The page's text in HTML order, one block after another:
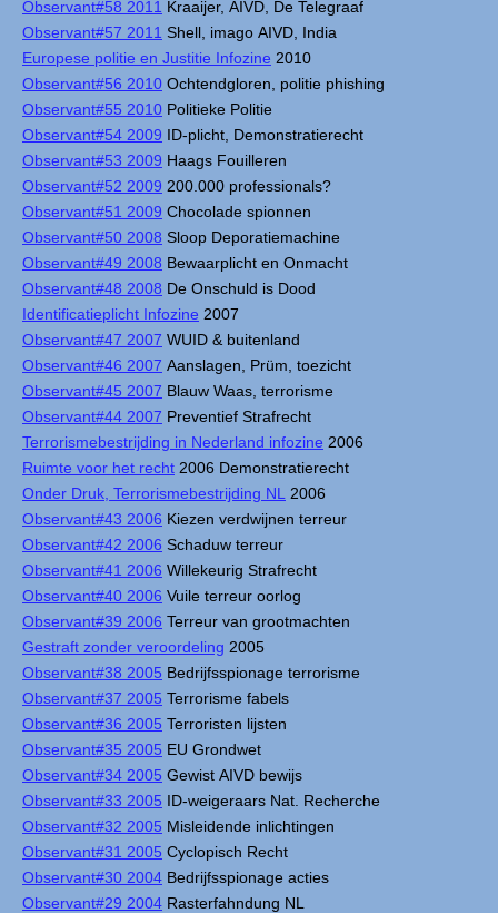
Observant#58 2011 Kraaijer, AIVD, De Telegraaf
Observant#57 2011 Shell, imago AIVD, India
Europese politie en Justitie Infozine 2010
Observant#56 2010 Ochtendgloren, politie phishing
Observant#55 2010 Politieke Politie
Observant#54 2009 ID-plicht, Demonstratierecht
Observant#53 2009 Haags Fouilleren
Observant#52 2009 200.000 professionals?
Observant#51 2009 Chocolade spionnen
Observant#50 2008 Sloop Deporatiemachine
Observant#49 2008 Bewaarplicht en Onmacht
Observant#48 2008 De Onschuld is Dood
Identificatieplicht Infozine 2007
Observant#47 2007 WUID & buitenland
Observant#46 2007 Aanslagen, Prüm, toezicht
Observant#45 2007 Blauw Waas, terrorisme
Observant#44 2007 Preventief Strafrecht
Terrorismebestrijding in Nederland infozine 2006
Ruimte voor het recht 2006 Demonstratierecht
Onder Druk, Terrorismebestrijding NL
2006
Observant#43 2006 Kiezen verdwijnen terreur
Observant#42 2006 Schaduw terreur
Observant#41 2006 Willekeurig Strafrecht
Observant#40 2006 Vuile terreur oorlog
Observant#39 2006 Terreur van grootmachten
Gestraft zonder veroordeling 2005
Observant#38 2005 Bedrijfsspionage terrorisme
Observant#37 2005 Terrorisme fabels
Observant#36 2005 Terroristen lijsten
Observant#35 2005 EU Grondwet
Observant#34 2005 Gewist AIVD bewijs
Observant#33 2005 ID-weigeraars Nat. Recherche
Observant#32 2005 Misleidende inlichtingen
Observant#31 2005 Cyclopisch Recht
Observant#30 2004 Bedrijfsspionage acties
Observant#29 2004 Rasterfahndung NL